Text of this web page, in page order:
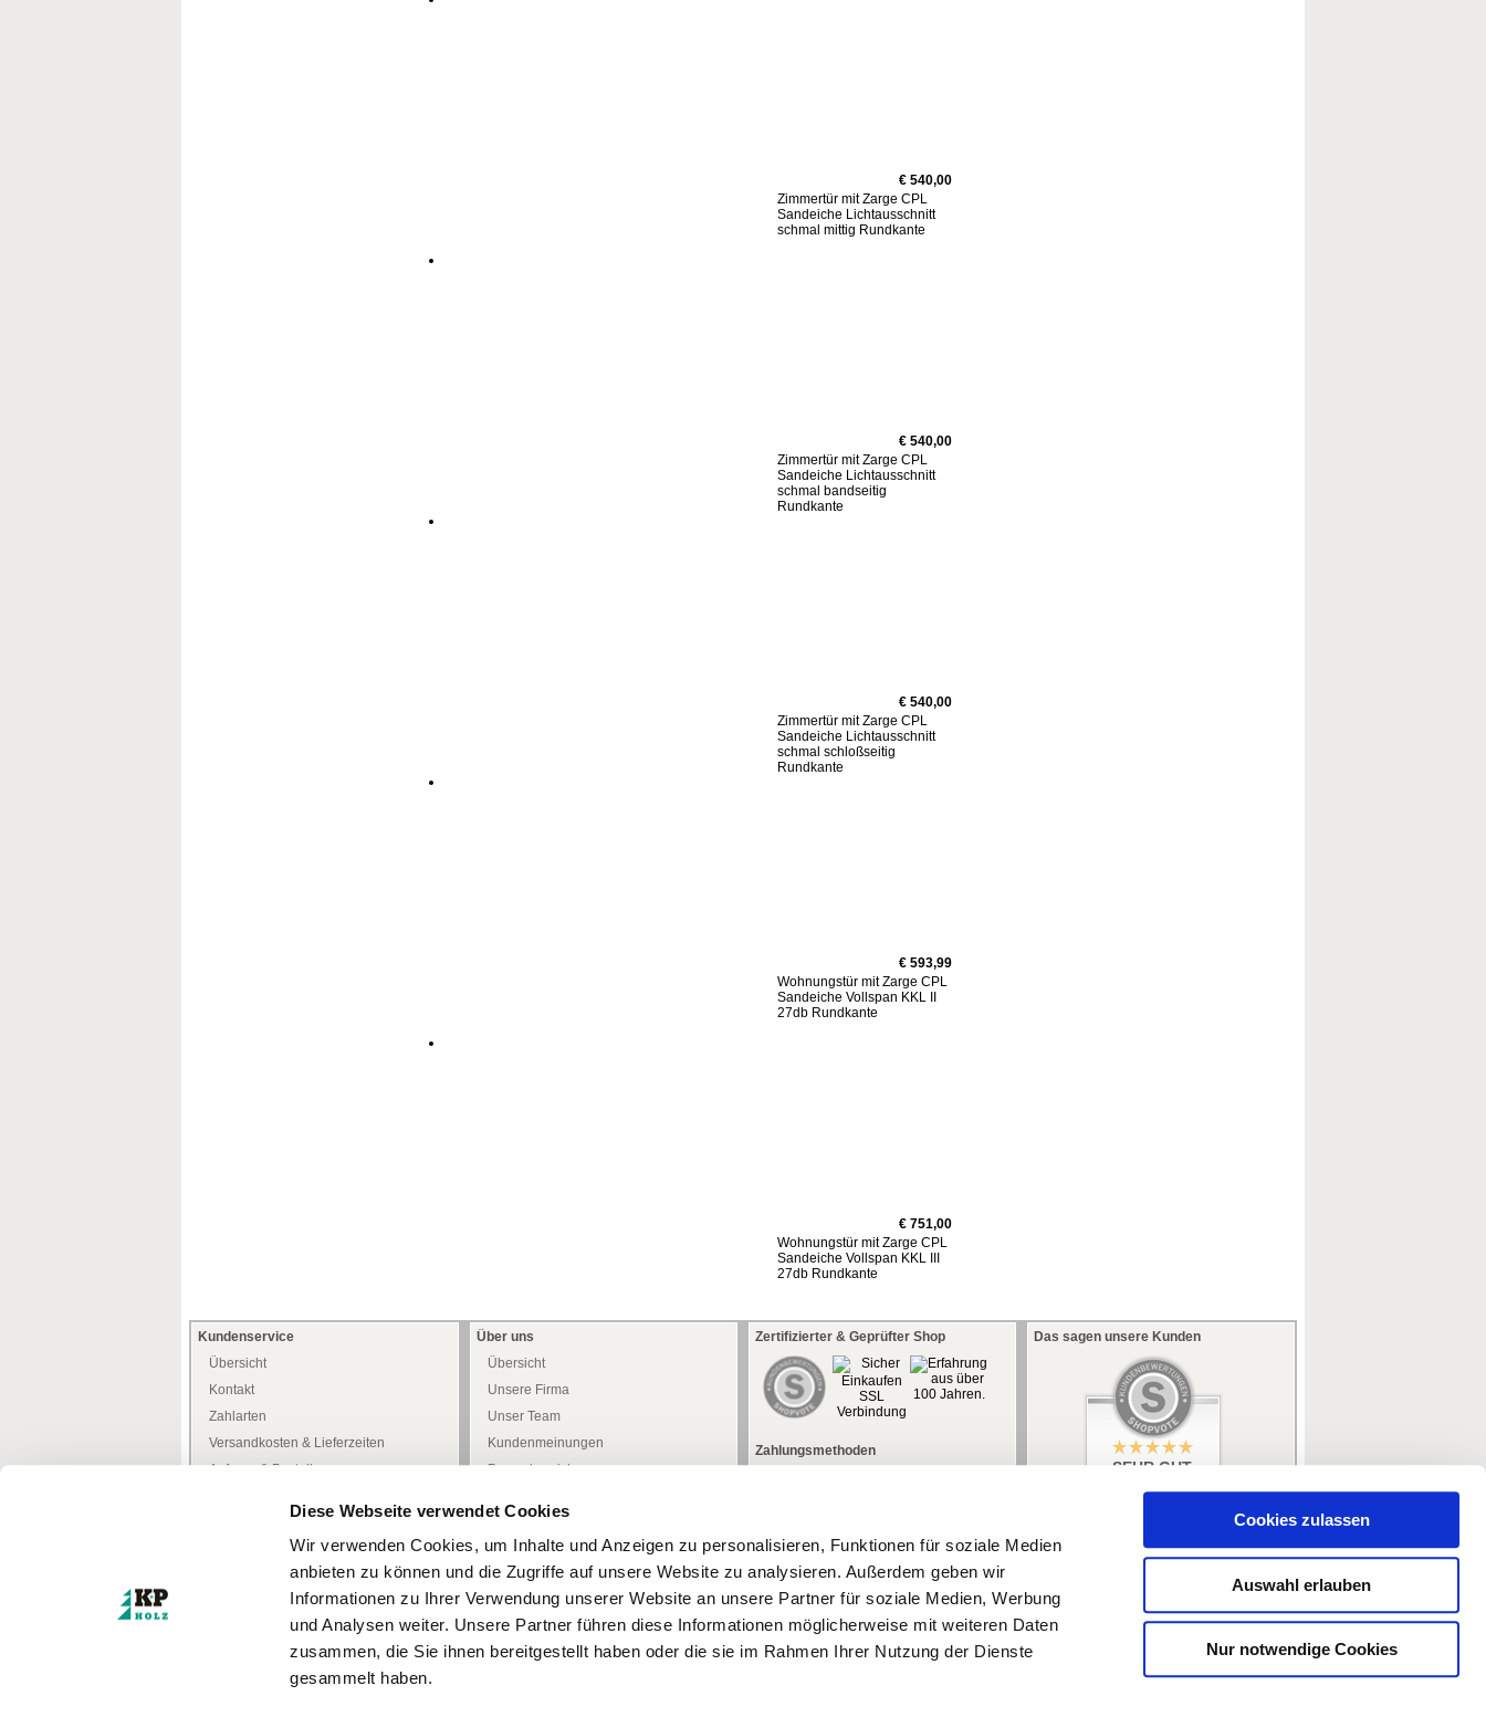
Diese Webseite verwendet Cookies
Wir verwenden Cookies, um Inhalte und Anzeigen zu personalisieren, Funktionen für soziale Medien
anbieten zu können und die Zugriffe auf unsere Website zu analysieren. Außerdem geben wir
Informationen zu Ihrer Verwendung unserer Website an unsere Partner für soziale Medien, Werbung
und Analysen weiter. Unsere Partner führen diese Informationen möglicherweise mit weiteren Daten
zusammen, die Sie ihnen bereitgestellt haben oder die sie im Rahmen Ihrer Nutzung der Dienste
gesammelt haben.
Cookies zulassen
Auswahl erlauben
Nur notwendige Cookies
€ 540,00
Zimmertür mit Zarge CPL
Sandeiche Lichtausschnitt
schmal mittig Rundkante
€ 540,00
Zimmertür mit Zarge CPL
Sandeiche Lichtausschnitt
schmal bandseitig
Rundkante
€ 540,00
Zimmertür mit Zarge CPL
Sandeiche Lichtausschnitt
schmal schloßseitig
Rundkante
€ 593,99
Wohnungstür mit Zarge CPL
Sandeiche Vollspan KKL II
27db Rundkante
€ 751,00
Wohnungstür mit Zarge CPL
Sandeiche Vollspan KKL III
27db Rundkante
Kundenservice
Übersicht
Kontakt
Zahlarten
Versandkosten & Lieferzeiten
Anfrage & Bestellung
Freiwilliges Rückgaberecht
Zertifizierungen
Türenkonfigurator
Über uns
Übersicht
Unsere Firma
Unser Team
Kundenmeinungen
Pressebereich
Widerrufsrecht
Widerrufsformular
AGB
Impressum
Zertifizierter & Geprüfter Shop
Zahlungsmethoden
Das sagen unsere Kunden
SEHR GUT